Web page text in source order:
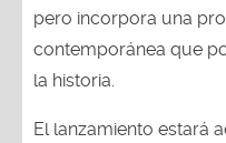
pero incorpora una
contemporánea que
la historia.
El lanzamiento estará